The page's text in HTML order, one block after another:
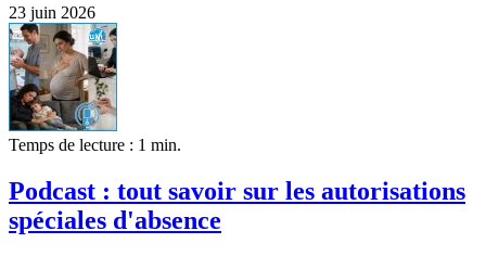
23 juin 2026
Temps de lecture : 1 min.
Podcast : tout savoir sur les autorisations
spéciales d'absence